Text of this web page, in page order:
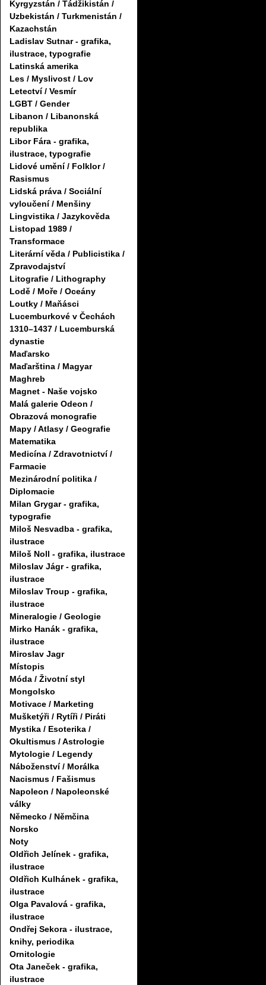
Kyrgyzstán / Tádžikistán /
Uzbekistán / Turkmenistán /
Kazachstán
Ladislav Sutnar - grafika,
ilustrace, typografie
Latinská amerika
Les / Myslivost / Lov
Letectví / Vesmír
LGBT / Gender
Libanon / Libanonská
republika
Libor Fára - grafika,
ilustrace, typografie
Lidové umění / Folklor /
Rasismus
Lidská práva / Sociální
vyloučení / Menšiny
Lingvistika / Jazykověda
Listopad 1989 /
Transformace
Literární věda / Publicistika /
Zpravodajství
Litografie / Lithography
Lodě / Moře / Oceány
Loutky / Maňásci
Lucemburkové v Čechách
1310–1437 / Lucemburská
dynastie
Maďarsko
Maďarština / Magyar
Maghreb
Magnet - Naše vojsko
Malá galerie Odeon /
Obrazová monografie
Mapy / Atlasy / Geografie
Matematika
Medicína / Zdravotnictví /
Farmacie
Mezinárodní politika /
Diplomacie
Milan Grygar - grafika,
typografie
Miloš Nesvadba - grafika,
ilustrace
Miloš Noll - grafika, ilustrace
Miloslav Jágr - grafika,
ilustrace
Miloslav Troup - grafika,
ilustrace
Mineralogie / Geologie
Mirko Hanák - grafika,
ilustrace
Miroslav Jagr
Místopis
Móda / Životní styl
Mongolsko
Motivace / Marketing
Mušketýři / Rytíři / Piráti
Mystika / Esoterika /
Okultismus / Astrologie
Mytologie / Legendy
Náboženství / Morálka
Nacismus / Fašismus
Napoleon / Napoleonské
války
Německo / Němčina
Norsko
Noty
Oldřich Jelínek - grafika,
ilustrace
Oldřich Kulhánek - grafika,
ilustrace
Olga Pavalová - grafika,
ilustrace
Ondřej Sekora - ilustrace,
knihy, periodika
Ornitologie
Ota Janeček - grafika,
ilustrace